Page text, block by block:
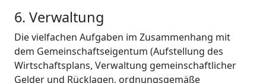
6. Verwaltung
Die vielfachen Aufgaben im Zusammenhang mit
dem Gemeinschaftseigentum (Aufstellung des
Wirtschaftsplans, Verwaltung gemeinschaftlicher
Gelder und Rücklagen, ordnungsgemäße